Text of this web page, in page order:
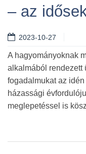
– az
2023-10-27
A hagyományoknak
alkalmából rendezett
fogadalmukat az
házassági
meglepetéssel is